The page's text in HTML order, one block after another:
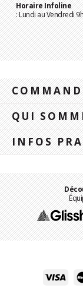
Horaire Infoline
: Lundi au Vendredi
QUI
INFOS